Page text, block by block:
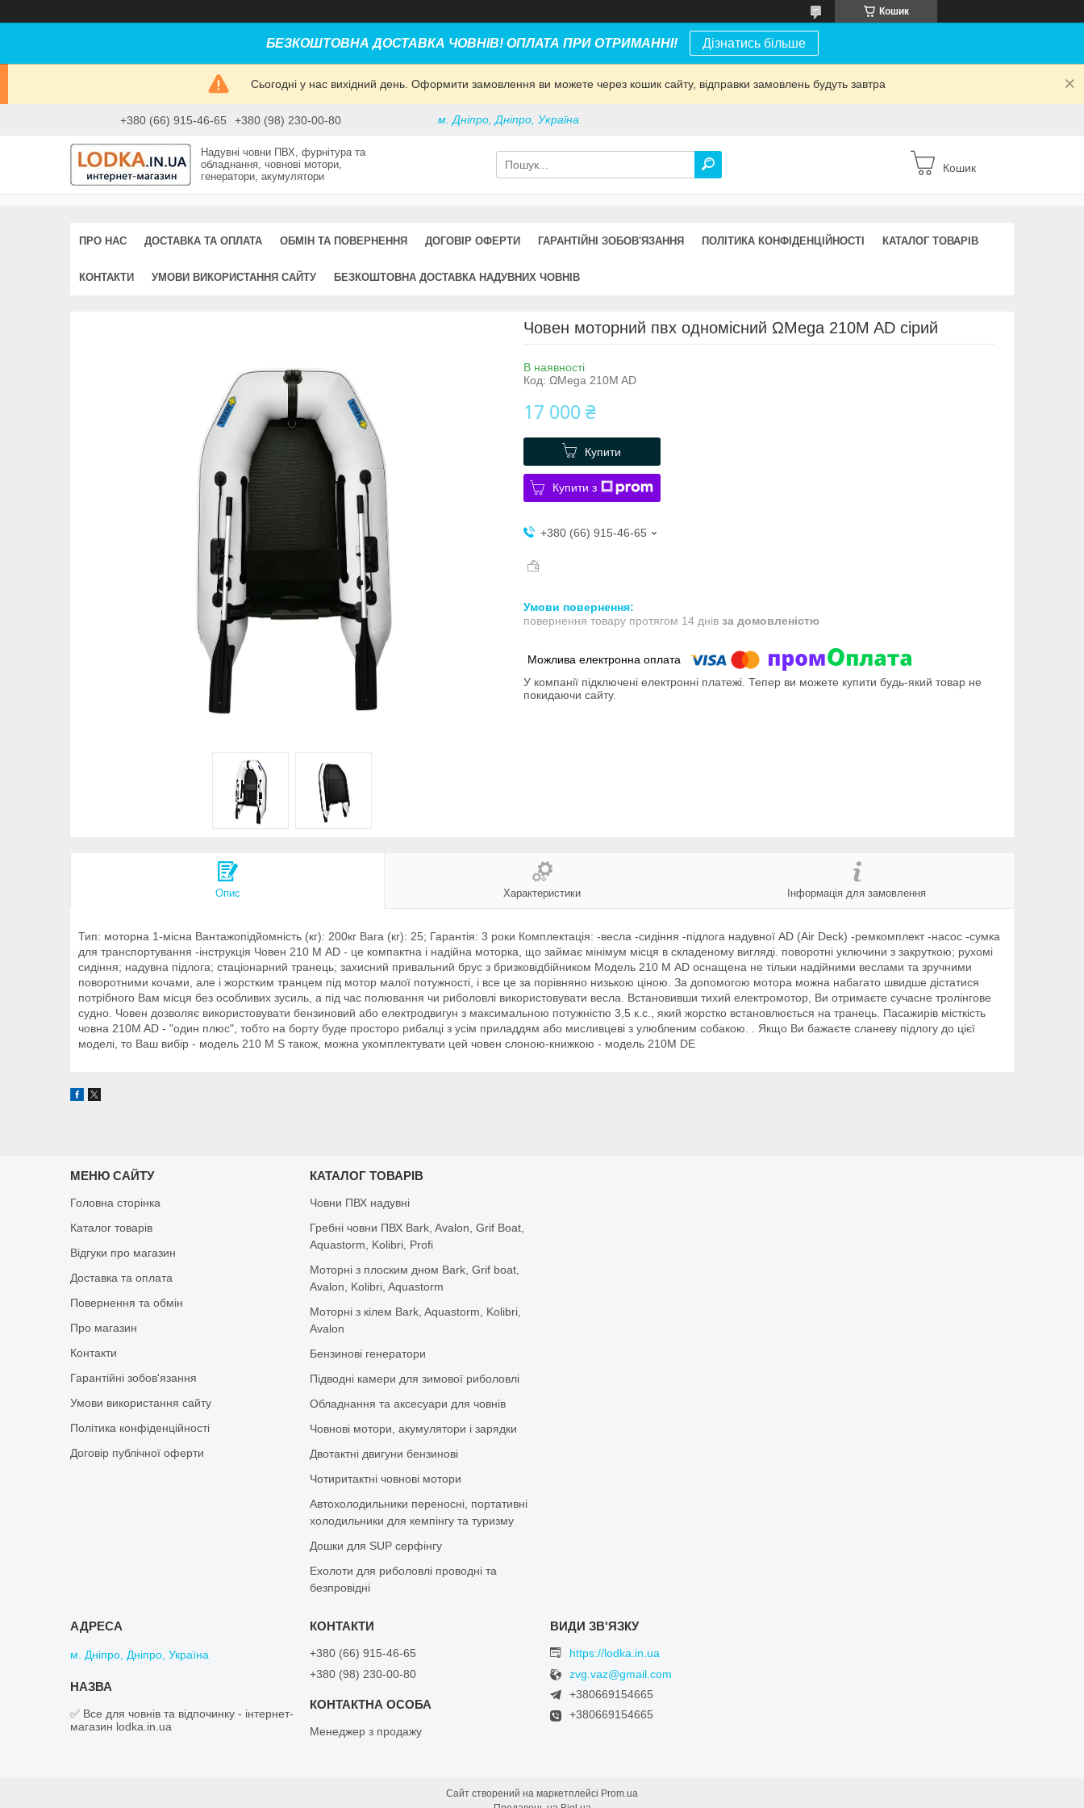
Кошик
БЕЗКОШТОВНА ДОСТАВКА ЧОВНІВ! ОПЛАТА ПРИ ОТРИМАННІ! Дізнатись більше
Сьогодні у нас вихідний день. Оформити замовлення ви можете через кошик сайту, відправки замовлень будуть завтра
+380 (66) 915-46-65 +380 (98) 230-00-80 м. Дніпро, Дніпро, Україна
Надувні човни ПВХ, фурнітура та
обладнання, човнові мотори,
генератори, акумулятори
Кошик
ПРО НАС ДОСТАВКА ТА ОПЛАТА ОБМІН ТА ПОВЕРНЕННЯ ДОГОВІР ОФЕРТИ ГАРАНТІЙНІ ЗОБОВ'ЯЗАННЯ ПОЛІТИКА КОНФІДЕНЦІЙНОСТІ КАТАЛОГ ТОВАРІВ
КОНТАКТИ УМОВИ ВИКОРИСТАННЯ САЙТУ БЕЗКОШТОВНА ДОСТАВКА НАДУВНИХ ЧОВНІВ
Човен моторний пвх одномісний ΩMega 210M AD сірий
В наявності
Код: ΩMega 210M AD
17 000 ₴
Купити
Купити з
+380 (66) 915-46-65
повернення товару протягом 14 днів за домовленістю
У компанії підключені електронні платежі. Тепер ви можете купити будь-який товар не
покидаючи сайту.
Опис Характеристики Інформація для замовлення
Тип: моторна 1-місна Вантажопідйомність (кг): 200кг Вага (кг): 25; Гарантія: 3 роки Комплектація: -весла -сидіння -підлога надувної AD (Air Deck) -ремкомплект -насос -сумка
для транспортування -інструкція Човен 210 М AD - це компактна і надійна моторка, що займає мінімум місця в складеному вигляді. поворотні уключини з закруткою; рухомі
сидіння; надувна підлога; стаціонарний транець; захисний привальний брус з бризковідбійником Модель 210 М AD оснащена не тільки надійними веслами та зручними
поворотними кочами, але і жорстким транцем під мотор малої потужності, і все це за порівняно низькою ціною. За допомогою мотора можна набагато швидше дістатися
потрібного Вам місця без особливих зусиль, а під час полювання чи риболовлі використовувати весла. Встановивши тихий електромотор, Ви отримаєте сучасне тролінгове
судно. Човен дозволяє використовувати бензиновий або електродвигун з максимальною потужністю 3,5 к.с., який жорстко встановлюється на транець. Пасажирів місткість
човна 210M AD - "один плюс", тобто на борту буде просторо рибалці з усім приладдям або мисливцеві з улюбленим собакою. . Якщо Ви бажаєте сланеву підлогу до цієї
моделі, то Ваш вибір - модель 210 М S також, можна укомплектувати цей човен слоною-книжкою - модель 210M DE
МЕНЮ САЙТУ
Головна сторінка
Каталог товарів
Відгуки про магазин
Доставка та оплата
Повернення та обмін
Про магазин
Контакти
Гарантійні зобов'язання
Умови використання сайту
Політика конфіденційності
Договір публічної оферти
КАТАЛОГ ТОВАРІВ
Човни ПВХ надувні
Гребні човни ПВХ Bark, Avalon, Grif Boat,
Aquastorm, Kolibri, Profi
Моторні з плоским дном Bark, Grif boat,
Avalon, Kolibri, Aquastorm
Моторні з кілем Bark, Aquastorm, Kolibri,
Avalon
Бензинові генератори
Підводні камери для зимової риболовлі
Обладнання та аксесуари для човнів
Човнові мотори, акумулятори і зарядки
Двотактні двигуни бензинові
Чотиритактні човнові мотори
Автохолодильники переносні, портативні
холодильники для кемпінгу та туризму
Дошки для SUP серфінгу
Ехолоти для риболовлі проводні та
безпровідні
м. Дніпро, Дніпро, Україна
✅ Все для човнів та відпочинку - інтернет-
магазин lodka.in.ua
+380 (66) 915-46-65
+380 (98) 230-00-80
Менеджер з продажу
https://lodka.in.ua
zvg.vaz@gmail.com
+380669154665
+380669154665
Сайт створений на маркетплейсі Prom.ua